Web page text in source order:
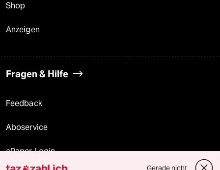
Shop
Anzeigen
Fragen & Hilfe
Feedback
Aboservice
ePaper Login
 Gerade nicht